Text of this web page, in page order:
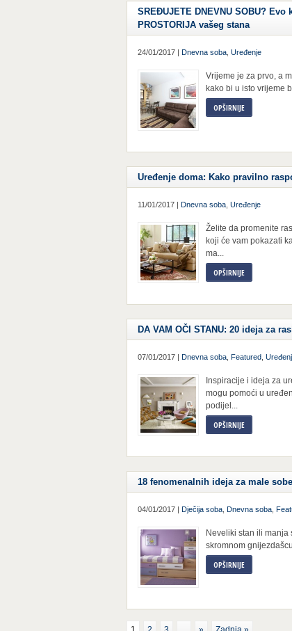
SREĐUJETE DNEVNU SOBU?
PROSTORIJA vašeg stana
24/01/2017 | Dnevna soba Uređenje
Vrijeme je za prvo, a
kako bi u isto vrijeme
OPŠIRNIJE
Uređenje doma: Kako pravilno
11/01/2017 | Dnevna soba Uređenje
Želite da promenite
koji će vam pokazati
ma...
OPŠIRNIJE
DA VAM OČI STANU: 20 ideja za
07/01/2017 | Dnevna soba Featured
Inspiracije i ideja za
mogu pomoći u
podijel...
OPŠIRNIJE
18 fenomenalnih ideja za male
04/01/2017 | Dječija soba Dnevna soba
Neveliki stan ili manja
skromnom
OPŠIRNIJE